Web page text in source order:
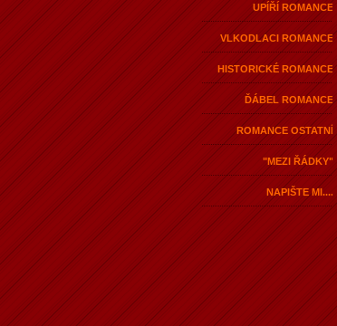
UPÍŘÍ ROMANCE
VLKODLACI ROMANCE
HISTORICKÉ ROMANCE
ĎÁBEL ROMANCE
ROMANCE OSTATNÍ
"MEZI ŘÁDKY"
NAPIŠTE MI....